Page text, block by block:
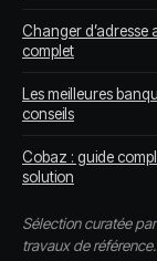
Changer d’adresse
complet
Les meilleures
conseils
Cobaz : guide
solution
Sélection curatée
travaux de référence.